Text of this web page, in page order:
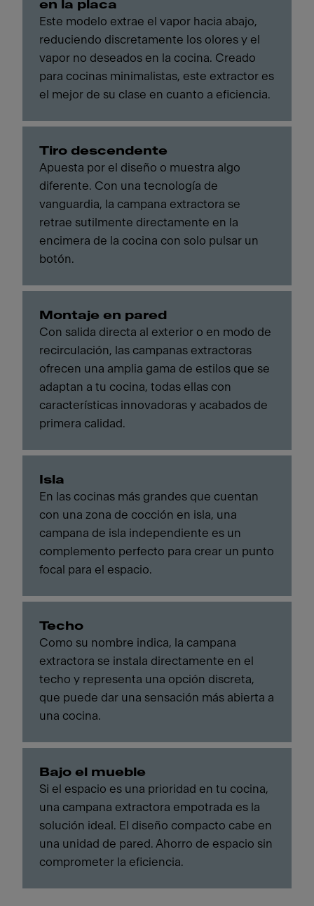
en la placa
Este modelo extrae el vapor hacia abajo,
reduciendo discretamente los olores y el
vapor no deseados en la cocina. Creado
para cocinas minimalistas, este extractor es
el mejor de su clase en cuanto a eficiencia.
Tiro descendente
Apuesta por el diseño o muestra algo
diferente. Con una tecnología de
vanguardia, la campana extractora se
retrae sutilmente directamente en la
encimera de la cocina con solo pulsar un
botón.
Montaje en pared
Con salida directa al exterior o en modo de
recirculación, las campanas extractoras
ofrecen una amplia gama de estilos que se
adaptan a tu cocina, todas ellas con
características innovadoras y acabados de
primera calidad.
Isla
En las cocinas más grandes que cuentan
con una zona de cocción en isla, una
campana de isla independiente es un
complemento perfecto para crear un punto
focal para el espacio.
Techo
Como su nombre indica, la campana
extractora se instala directamente en el
techo y representa una opción discreta,
que puede dar una sensación más abierta a
una cocina.
Bajo el mueble
Si el espacio es una prioridad en tu cocina,
una campana extractora empotrada es la
solución ideal. El diseño compacto cabe en
una unidad de pared. Ahorro de espacio sin
comprometer la eficiencia.